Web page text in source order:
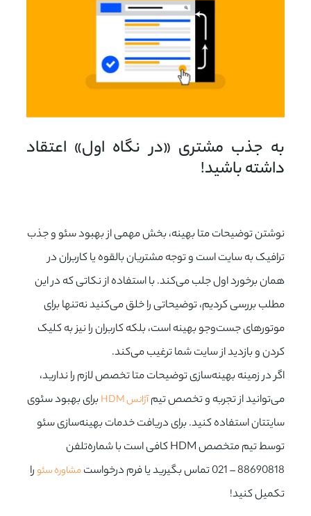
داشته باشید!
نوشتن توضیحات متا بهینه، بخش مهمی از بهبود سئو و جذب
ترافیک به سایت است و توجه مشتریان بالقوه یا کاربران در
همان برخورد اول جلب می‌کند. با استفاده از نکاتی که در این
مطلب بررسی کردیم، توضیحاتی را خلق می‌کنید نه‌تنها برای
موتورهای جست‌وجو بهینه است، بلکه کاربران را نیز به کلیک
کردن و بازدید از سایت شما ترغیب می‌کند.
اگر در زمینه بهینه‌سازی توضیحات متا تخصص لازم را ندارید،
می‌توانید از تجربه و تخصص تیمآژانس HDM
برای بهبود سئوی
سایتتان استفاده کنید. برای دریافت خدمات بهینه‌سازی سئو
توسط تیم متخصص HDM کافی است با شماره‌تلفن
88690818 – 021 تماس بگیرید یا فرم درخواست
مشاوره سئورا
تکمیل کنید!